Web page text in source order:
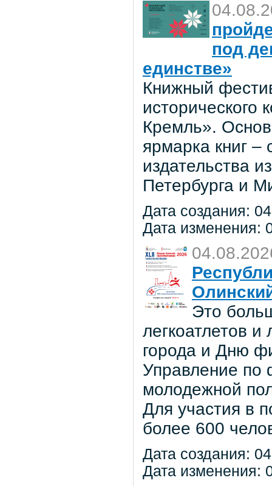
под
единстве»
Книжный
исторического
Кремль».
ярмарка книг –
издательства
Петербурга и
Дата создания:
Дата изменения:
Это
легкоатлетов
города и Дню
Управление по
молодежной
Для участия в
более 600
Дата создания:
Дата изменения: